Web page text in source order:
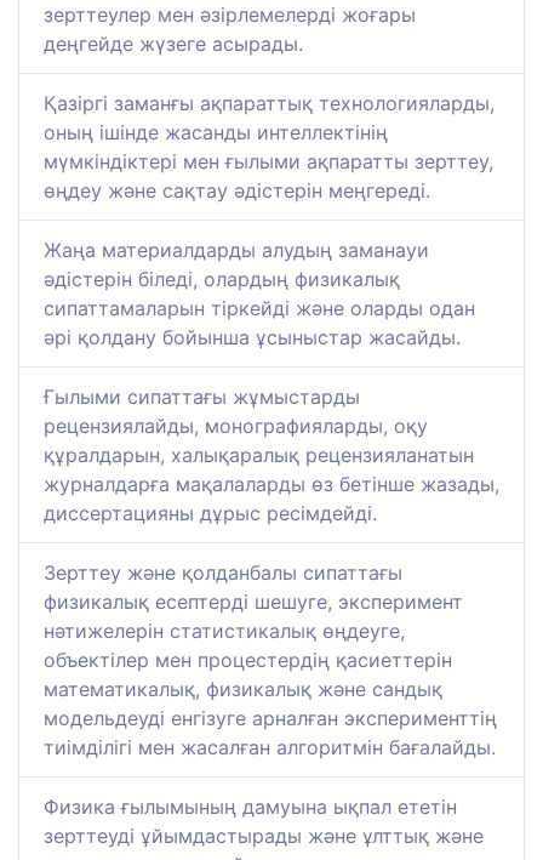
зерттеулер мен әзірлемелерді жоғары
деңгейде жүзеге асырады.
Қазіргі заманғы ақпараттық технологияларды,
оның ішінде жасанды интеллектінің
мүмкіндіктері мен ғылыми ақпаратты зерттеу,
өңдеу және сақтау әдістерін меңгереді.
Жаңа материалдарды алудың заманауи
әдістерін біледі, олардың физикалық
сипаттамаларын тіркейді және оларды одан
әрі қолдану бойынша ұсыныстар жасайды.
Ғылыми сипаттағы жұмыстарды
рецензиялайды, монографияларды, оқу
құралдарын, халықаралық рецензияланатын
журналдарға мақалаларды өз бетінше жазады,
диссертацияны дұрыс ресімдейді.
Зерттеу және қолданбалы сипаттағы
физикалық есептерді шешуге, эксперимент
нәтижелерін статистикалық өңдеуге,
объектілер мен процестердің қасиеттерін
математикалық, физикалық және сандық
модельдеуді енгізуге арналған эксперименттің
тиімділігі мен жасалған алгоритмін бағалайды.
Физика ғылымының дамуына ықпал ететін
зерттеуді ұйымдастырады және ұлттық және